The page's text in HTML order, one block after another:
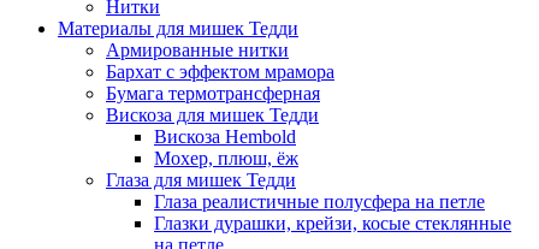
Нитки
Материалы для мишек Тедди
Армированные нитки
Бархат с эффектом мрамора
Бумага термотрансферная
Вискоза для мишек Тедди
Вискоза Hembold
Мохер, плюш, ёж
Глаза для мишек Тедди
Глаза реалистичные полусфера на петле
Глазки дурашки, крейзи, косые стеклянные
на петле